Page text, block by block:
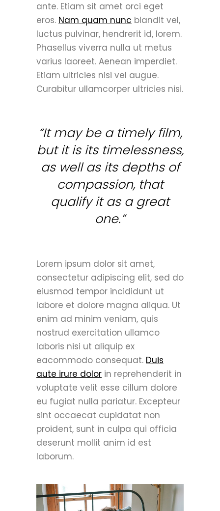
ante. Etiam sit amet orci eget
eros. Nam quam nunc blandit vel,
luctus pulvinar, hendrerit id, lorem.
Phasellus viverra nulla ut metus
varius laoreet. Aenean imperdiet.
Etiam ultricies nisi vel augue.
Curabitur ullamcorper ultricies nisi.
“It may be a timely film,
but it is its timelessness,
as well as its depths of
compassion, that
qualify it as a great
one.”
Lorem ipsum dolor sit amet,
consectetur adipiscing elit, sed do
eiusmod tempor incididunt ut
labore et dolore magna aliqua. Ut
enim ad minim veniam, quis
nostrud exercitation ullamco
laboris nisi ut aliquip ex
eacommodo consequat. Duis
aute irure dolor in reprehenderit in
voluptate velit esse cillum dolore
eu fugiat nulla pariatur. Excepteur
sint occaecat cupidatat non
proident, sunt in culpa qui officia
deserunt mollit anim id est
laborum.